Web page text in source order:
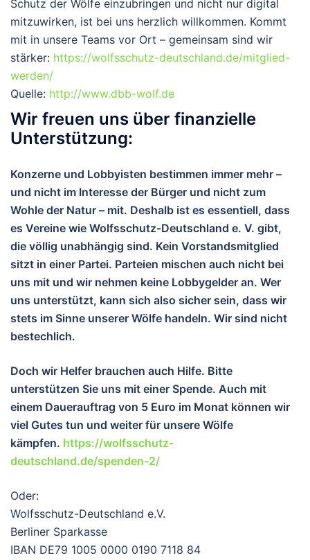
Schutz der Wölfe einzubringen und nicht nur digital
mitzuwirken, ist bei uns herzlich willkommen. Kommt
mit in unsere Teams vor Ort – gemeinsam sind wir
stärker: https://wolfsschutz-deutschland.de/mitglied-
werden/
Quelle: http://www.dbb-wolf.de
Wir freuen uns über finanzielle
Unterstützung:
Konzerne und Lobbyisten bestimmen immer mehr –
und nicht im Interesse der Bürger und nicht zum
Wohle der Natur – mit. Deshalb ist es essentiell, dass
es Vereine wie Wolfsschutz-Deutschland e. V. gibt,
die völlig unabhängig sind. Kein Vorstandsmitglied
sitzt in einer Partei. Parteien mischen auch nicht bei
uns mit und wir nehmen keine Lobbygelder an. Wer
uns unterstützt, kann sich also sicher sein, dass wir
stets im Sinne unserer Wölfe handeln. Wir sind nicht
bestechlich.
Doch wir Helfer brauchen auch Hilfe. Bitte
unterstützen Sie uns mit einer Spende. Auch mit
einem Dauerauftrag von 5 Euro im Monat können wir
viel Gutes tun und weiter für unsere Wölfe
kämpfen. https://wolfsschutz-
deutschland.de/spenden-2/
Oder:
Wolfsschutz-Deutschland e.V.
Berliner Sparkasse
IBAN DE79 1005 0000 0190 7118 84